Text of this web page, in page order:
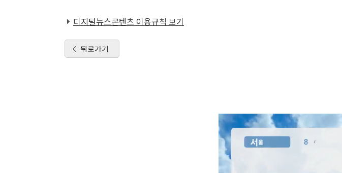
디지털뉴스콘텐츠 이용규칙 보기
뒤로가기